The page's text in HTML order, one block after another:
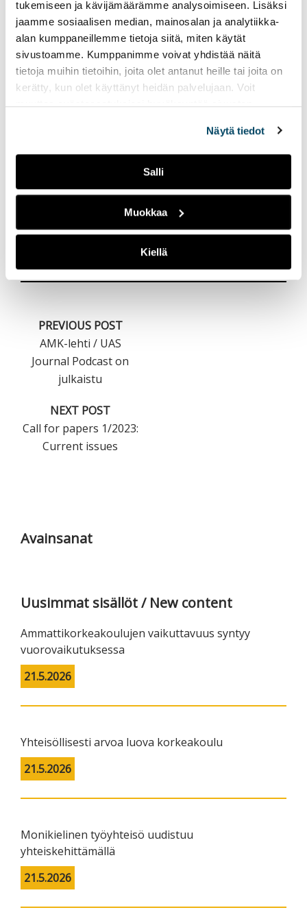
tukemiseen ja kävijämäärämme analysoimiseen. Lisäksi
jaamme sosiaalisen median, mainosalan ja analytiikka-
alan kumppaneillemme tietoja siitä, miten käytät
sivustoamme. Kumppanimme voivat yhdistää näitä
tietoja muihin tietoihin, joita olet antanut heille tai joita on
kerätty, kun olet käyttänyt heidän palvelujaan. Voit
muuttaa evästeasetuksiesi hyväksyntää sivuston
Näytä tiedot
Salli
Muokkaa
Kiellä
AMK-lehti // UAS Journalin vuoden 2017 teemat
on valittu
PREVIOUS POST
AMK-lehti / UAS
Journal Podcast on
julkaistu
NEXT POST
Call for papers 1/2023:
Current issues
Avainsanat
Uusimmat sisällöt / New content
Ammattikorkeakoulujen vaikuttavuus syntyy
vuorovaikutuksessa
21.5.2026
Yhteisöllisesti arvoa luova korkeakoulu
21.5.2026
Monikielinen työyhteisö uudistuu
yhteiskehittämällä
21.5.2026